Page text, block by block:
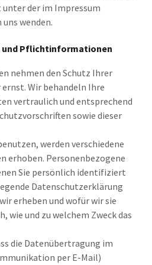
unter der im Impressum
wenden.
und Pflichtinformationen
nehmen den Schutz Ihrer
Wir behandeln Ihre
vertraulich und entsprechend
sowie dieser
werden verschiedene
erhoben. Personenbezogene
Sie persönlich identifiziert
Datenschutzerklärung
erheben und wofür wir sie
wie und zu welchem Zweck das
die Datenübertragung im
per E-Mail)